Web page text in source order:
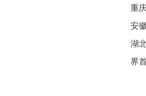
重
安
湖
界